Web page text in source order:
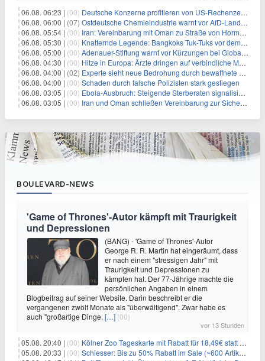
06.08. 06:23 | (00) Deutsche Konzerne profitieren von US-Rechenzentrums-Boom
06.08. 06:00 | (07) Ostdeutsche Chemieindustrie warnt vor AfD-Landesregierung
06.08. 05:54 | (00) Iran: Vereinbarung mit Oman zu Straße von Hormus fast fertig
06.08. 05:30 | (00) Knatternde Legende: Bangkoks Tuk-Tuks vor dem Aus?
06.08. 05:00 | (00) Adenauer-Stiftung warnt vor Kürzungen bei Globaler Gesundheit
06.08. 04:30 | (00) Hitze in Europa: Ärzte dringen auf verbindliche Maßnahmen
06.08. 04:00 | (02) Experte sieht neue Bedrohung durch bewaffnete Drohnen
06.08. 04:00 | (00) Schaden durch falsche Polizisten stark gestiegen
06.08. 03:05 | (00) Ebola-Ausbruch: Steigende Sterberaten signalisieren dringenden Bedarf an verbesserter Gesundheitsinfrastruktur
06.08. 03:05 | (00) Iran und Oman schließen Vereinbarung zur Sicherung des Schiffsverkehrs durch die Straße von Hormuz
BOULEVARD-NEWS
'Game of Thrones'-Autor kämpft mit Traurigkeit
und Depressionen
(BANG) - 'Game of Thrones'-Autor
George R. R. Martin hat eingeräumt, dass
er nach einem "stressigen Jahr" mit
Traurigkeit und Depressionen zu
kämpfen hat. Der 77-Jährige machte die
persönlichen Angaben in einem
Blogbeitrag auf seiner Website. Darin beschreibt er die
vergangenen zwölf Monate als "überwältigend". Zwar habe es
auch "großartige Dinge, […] (00)
vor 13 Stunden
05.08. 20:40 | (00) Kölner Zoo Tageskarte mit Rabatt für 18,49€ statt 29,50€ – einlösbar bis Dezember
05.08. 20:33 | (00) Schiesser: Bis zu 50% Rabatt im Sale (~600 Artikel zur Auswahl)